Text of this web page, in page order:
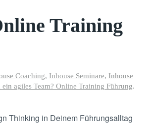
Training
Coaching, Inhouse Seminare, Inhouse
agiles Team? Online Training Führung.
Thinking in Deinem Führungsalltag